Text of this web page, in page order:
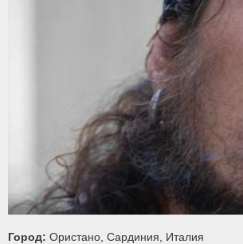
Город: Ористано, Сардиния, Италия